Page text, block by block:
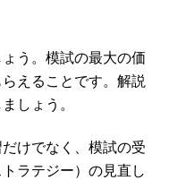
う。模試の最大の価
えることです。解説
しょう。
けでなく、模試の受
ラテジー）の見直し